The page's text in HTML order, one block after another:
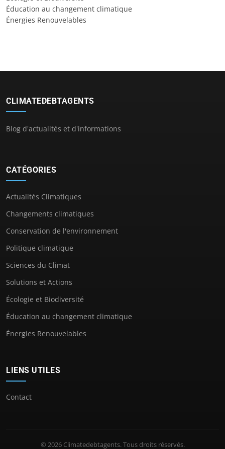
Éducation au changement climatique
Énergies Renouvelables
CLIMATEDEBTAGENTS
Blog d'actualités et d'informations
CATÉGORIES
Actualités Climatiques
Changements climatiques
Conservation de l'environnement
Politique climatique
Sciences du Climat
Solutions et Actions
Écologie et Biodiversité
Éducation au changement climatique
Énergies Renouvelables
LIENS UTILES
Contact
© 2026 Climatedebtagents. Tous droits réservés.